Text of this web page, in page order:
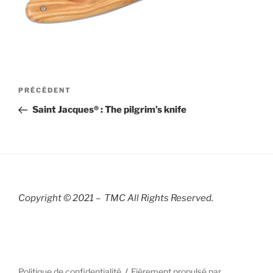
Navigation
l’article
Article
précédent
PRÉCÉDENT
Saint Jacques® : The pilgrim’s knife
Copyright © 2021 – TMC All Rights Reserved.